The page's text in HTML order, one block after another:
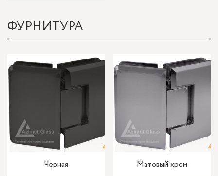
ФУРНИТУРА
Черная Матовый хром